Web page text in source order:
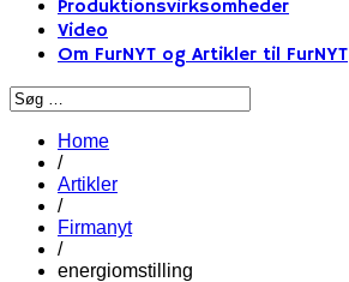
Produktionsvirksomheder
Video
Om FurNYT og Artikler til FurNYT
Home
/
Artikler
/
Firmanyt
/
energiomstilling